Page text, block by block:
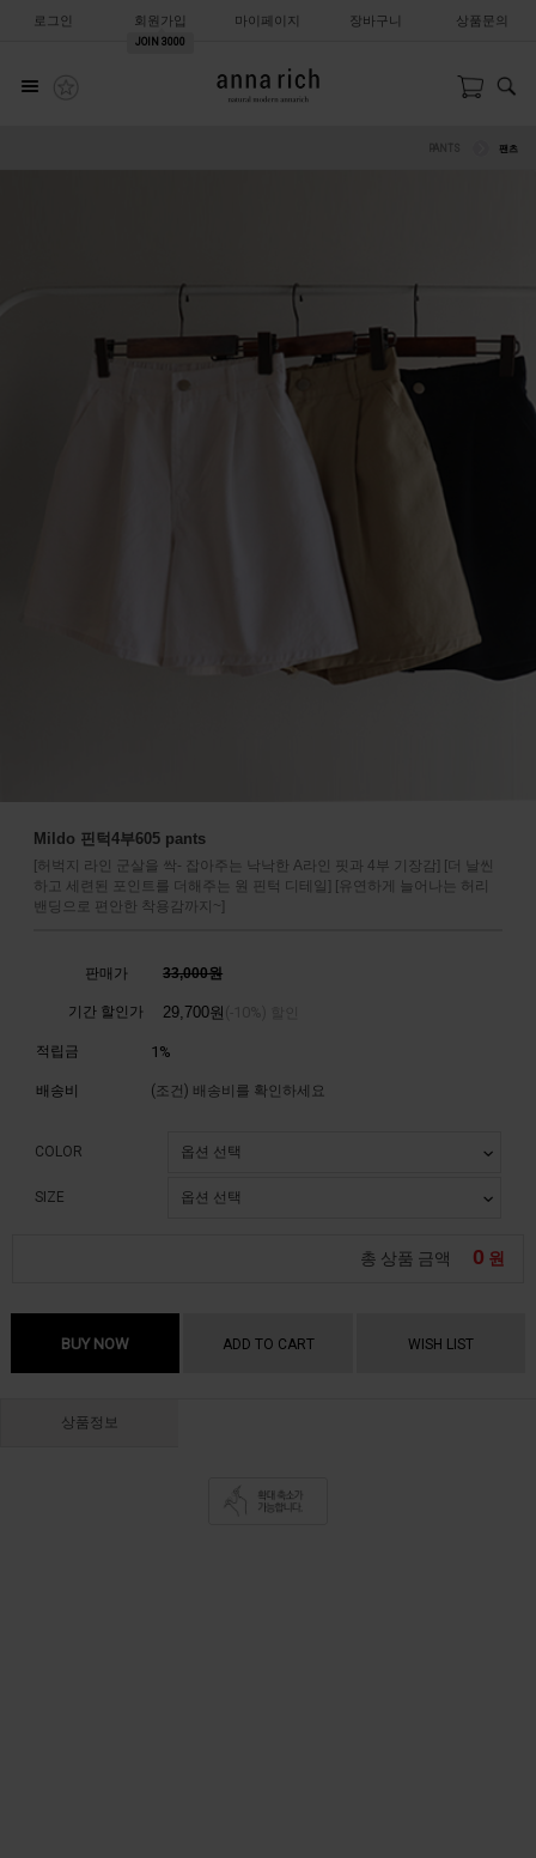
로그인 회원가입
JOIN 3000
마이페이지 장바구니 상품문의
팬츠
Mildo 핀턱4부605 pants
[허벅지 라인 군살을 싹- 잡아주는 낙낙한 A라인 핏과 4부 기장감] [더 날씬
하고 세련된 포인트를 더해주는 원 핀턱 디테일] [유연하게 늘어나는 허리
밴딩으로 편안한 착용감까지~]
판매가 33,000원
기간 할인가 29,700원
적립금 1%
배송비 (조건) 배송비를 확인하세요
COLOR
SIZE
총 상품 금액 0 원
BUY NOW ADD TO CART WISH LIST
상품정보